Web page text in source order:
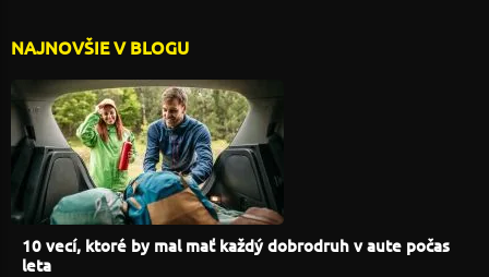
NAJNOVŠIE V BLOGU
10 vecí, ktoré by mal mať každý dobrodruh v aute počas
leta